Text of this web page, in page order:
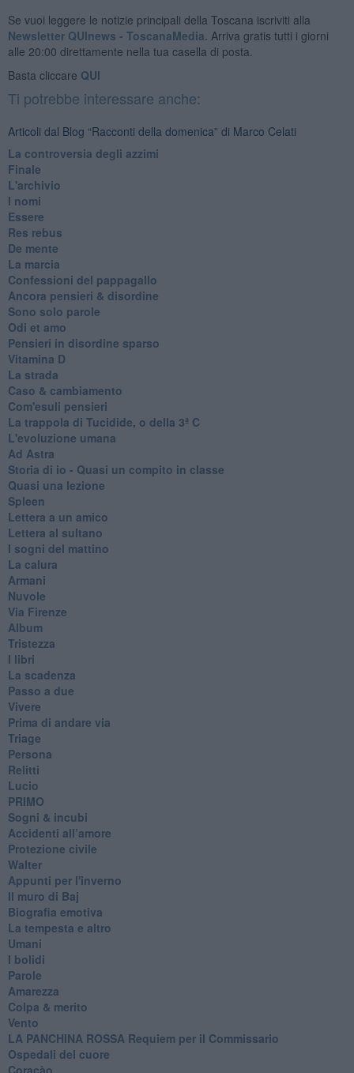
Se vuoi leggere le notizie principali della Toscana iscriviti alla
Newsletter QUInews - ToscanaMedia. Arriva gratis tutti i giorni
alle 20:00 direttamente nella tua casella di posta.
Basta cliccare QUI
Ti potrebbe interessare anche:
Articoli dal Blog “Racconti della domenica” di Marco Celati
La controversia degli azzimi
Finale
L'archivio
I nomi
Essere
Res rebus
De mente
La marcia
Confessioni del pappagallo
Ancora pensieri & disordine
Sono solo parole
Odi et amo
Pensieri in disordine sparso
Vitamina D
La strada
Caso & cambiamento
Com'esuli pensieri
La trappola di Tucidide, o della 3ª C
L'evoluzione umana
Ad Astra
Storia di io - Quasi un compito in classe
Quasi una lezione
Spleen
Lettera a un amico
Lettera al sultano
I sogni del mattino
La calura
Armani
Nuvole
Via Firenze
Album
Tristezza
I libri
La scadenza
Passo a due
Vivere
Prima di andare via
Triage
Persona
Relitti
Lucio
PRIMO
Sogni & incubi
Accidenti all’amore
Protezione civile
Walter
Appunti per l'inverno
Il muro di Baj
Biografia emotiva
La tempesta e altro
Umani
I bolidi
Parole
Amarezza
Colpa & merito
Vento
​LA PANCHINA ROSSA Requiem per il Commissario
Ospedali del cuore
Coraçào